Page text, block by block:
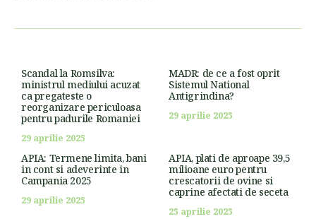
Scandal la Romsilva:
ministrul mediului acuzat
ca pregateste o
reorganizare periculoasa
pentru padurile Romaniei
29 aprilie 2025
MADR: de ce a fost oprit
Sistemul National
Antigrindina?
29 aprilie 2025
APIA: Termene limita, bani
in cont si adeverinte in
Campania 2025
29 aprilie 2025
APIA, plati de aproape 39,5
milioane euro pentru
crescatorii de ovine si
caprine afectati de seceta
25 aprilie 2025